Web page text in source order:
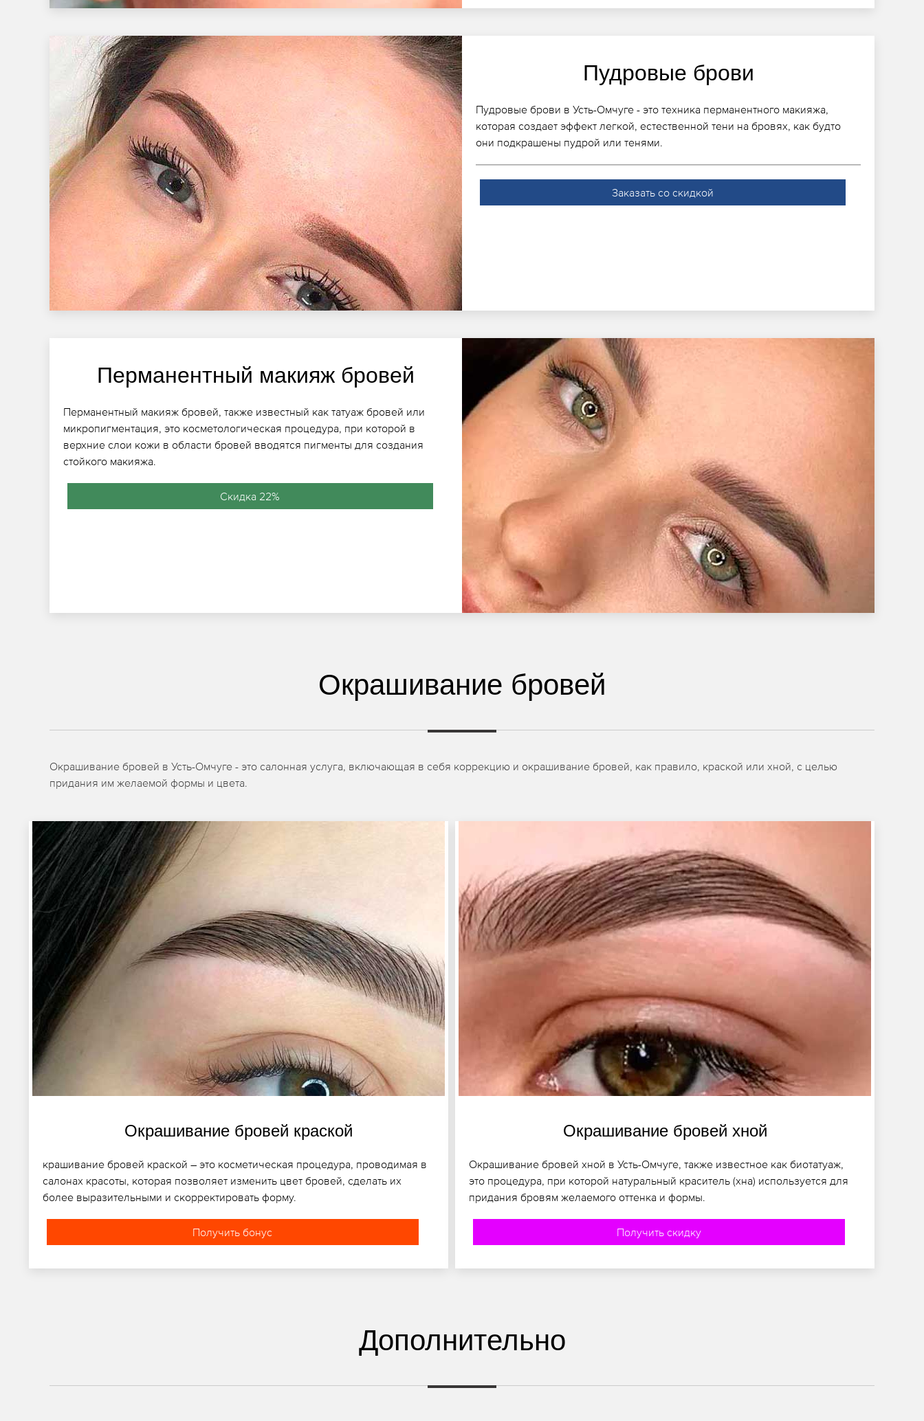
Пудровые брови
Пудровые брови в Усть-Омчуге - это техника перманентного макияжа,
которая создает эффект легкой, естественной тени на бровях, как будто
они подкрашены пудрой или тенями.
Заказать со скидкой
Перманентный макияж бровей
Перманентный макияж бровей, также известный как татуаж бровей или
микропигментация, это косметологическая процедура, при которой в
верхние слои кожи в области бровей вводятся пигменты для создания
стойкого макияжа.
Скидка 22%
Окрашивание бровей
Окрашивание бровей в Усть-Омчуге - это салонная услуга, включающая в себя коррекцию и окрашивание бровей, как правило, краской или хной, с целью
придания им желаемой формы и цвета.
Окрашивание бровей краской
крашивание бровей краской – это косметическая процедура, проводимая в
салонах красоты, которая позволяет изменить цвет бровей, сделать их
более выразительными и скорректировать форму.
Получить бонус
Окрашивание бровей хной
Окрашивание бровей хной в Усть-Омчуге, также известное как биотатуаж,
это процедура, при которой натуральный краситель (хна) используется для
придания бровям желаемого оттенка и формы.
Получить скидку
Дополнительно